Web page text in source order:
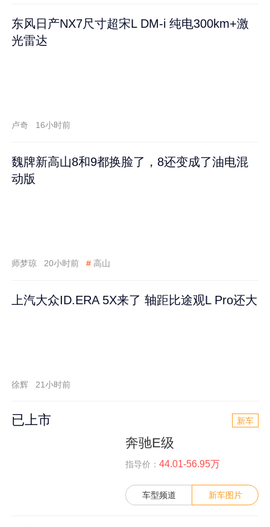
东风日产NX7尺寸超宋L DM-i 纯电300km+激
光雷达
卢奇 16小时前
魏牌新高山8和9都换脸了，8还变成了油电混
动版
师梦琼 20小时前 # 高山
上汽大众ID.ERA 5X来了 轴距比途观L Pro还大
徐辉 21小时前
已上市 新车
奔驰E级
指导价： 44.01-56.95万
车型频道 新车图片